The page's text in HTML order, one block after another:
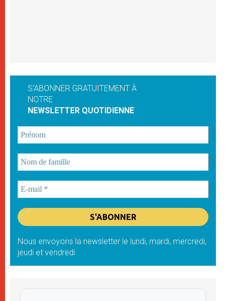
S'ABONNER GRATUITEMENT À
NOTRE
NEWSLETTER QUOTIDIENNE
Nous envoyons la newsletter le lundi, mardi, mercredi,
jeudi et vendredi